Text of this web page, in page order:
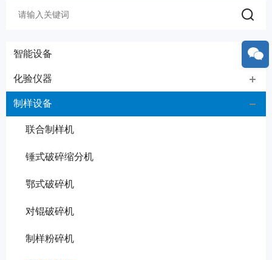
智能设备
化验仪器
制样设备
联合制样机
锤式破碎缩分机
鄂式破碎机
对锟破碎机
制样粉碎机